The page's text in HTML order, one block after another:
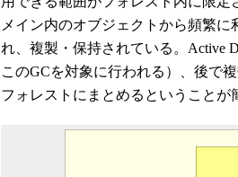
メイン内のオブジェクトから頻繁に
れ、複製・保持されている。Active
このGCを対象に行われる）、後で
フォレストにまとめるということが